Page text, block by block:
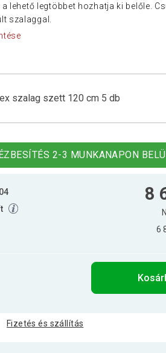
lehető legtöbbet hozhatja ki belőle.
szalaggal.
szalag szett 120 cm 5 db
szalag 200 cm türkízkék
szalag 200 cm zöld
2-3 MUNKANAPON
8
6
Fizetés és szállítás